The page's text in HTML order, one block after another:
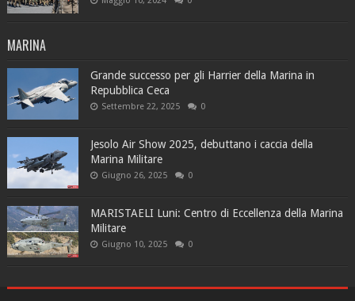
MARINA
Grande successo per gli Harrier della Marina in
Repubblica Ceca
Settembre 22, 2025 0
Jesolo Air Show 2025, debuttano i caccia della
Marina Militare
Giugno 26, 2025 0
MARISTAELI Luni: Centro di Eccellenza della Marina
Militare
Giugno 10, 2025 0